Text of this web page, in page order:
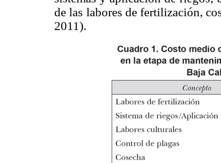
de las labores de fertilización,
2011).